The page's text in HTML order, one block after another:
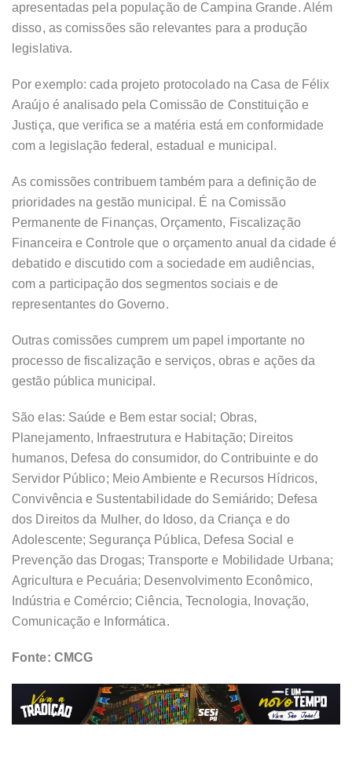
apresentadas pela população de Campina Grande. Além
disso, as comissões são relevantes para a produção
legislativa.
Por exemplo: cada projeto protocolado na Casa de Félix
Araújo é analisado pela Comissão de Constituição e
Justiça, que verifica se a matéria está em conformidade
com a legislação federal, estadual e municipal.
As comissões contribuem também para a definição de
prioridades na gestão municipal. É na Comissão
Permanente de Finanças, Orçamento, Fiscalização
Financeira e Controle que o orçamento anual da cidade é
debatido e discutido com a sociedade em audiências,
com a participação dos segmentos sociais e de
representantes do Governo.
Outras comissões cumprem um papel importante no
processo de fiscalização e serviços, obras e ações da
gestão pública municipal.
São elas: Saúde e Bem estar social; Obras,
Planejamento, Infraestrutura e Habitação; Direitos
humanos, Defesa do consumidor, do Contribuinte e do
Servidor Público; Meio Ambiente e Recursos Hídricos,
Convivência e Sustentabilidade do Semiárido; Defesa
dos Direitos da Mulher, do Idoso, da Criança e do
Adolescente; Segurança Pública, Defesa Social e
Prevenção das Drogas; Transporte e Mobilidade Urbana;
Agricultura e Pecuária; Desenvolvimento Econômico,
Indústria e Comércio; Ciência, Tecnologia, Inovação,
Comunicação e Informática.
Fonte: CMCG